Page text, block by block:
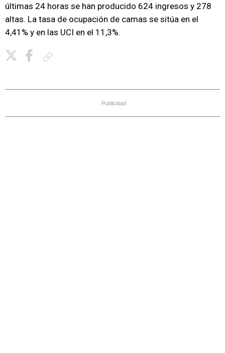
últimas 24 horas se han producido 624 ingresos y 278
altas. La tasa de ocupación de camas se sitúa en el
4,41% y en las UCI en el 11,3%.
Publicidad